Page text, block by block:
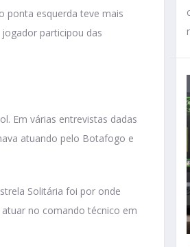
ponta esquerda teve mais
participou das
Em várias entrevistas dadas
atuando pelo Botafogo e
Solitária foi por onde
no comando técnico em